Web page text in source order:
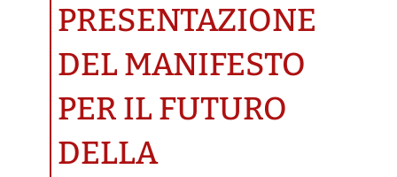
PRESENTAZIONE
DEL MANIFESTO
PER IL FUTURO
DELLA